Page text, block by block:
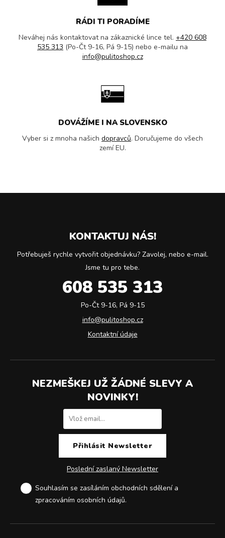
RÁDI TI PORADÍME
Neváhej nás kontaktovat na zákaznické lince tel. +420 608
535 313 (Po-Čt 9-16, Pá 9-15) nebo e-mailu na
info@pulitoshop.cz
DOVÁŽÍME I NA SLOVENSKO
Vyber si z mnoha našich dopravců. Doručujeme do všech
zemí EU.
KONTAKTUJ NÁS!
Potřebuješ rychle vytvořit objednávku? Zavolej, nebo e-mail.
Jsme tu pro tebe.
608 535 313
Po-Čt 9-16, Pá 9-15
info@pulitoshop.cz
Kontaktní údaje
NEZMEŠKEJ UŽ ŽÁDNÉ SLEVY A
NOVINKY!
Poslední zaslaný Newsletter
Souhlasím se zasíláním obchodních sdělení a
zpracováním osobních údajů.